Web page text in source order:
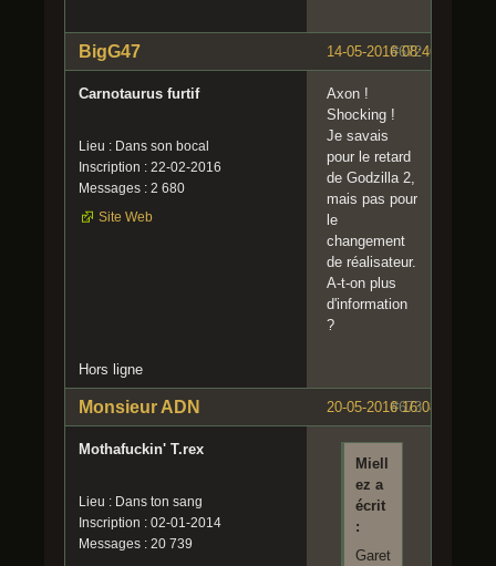
#672
14-05-2016 08:46:13
BigG47
Carnotaurus furtif
Lieu : Dans son bocal
Inscription : 22-02-2016
Messages : 2 680
Site Web
Axon !
Shocking !
Je savais
pour le retard
de Godzilla 2,
mais pas pour
le
changement
de réalisateur.
A-t-on plus
d'information
?
Hors ligne
#673
20-05-2016 16:08:37
Monsieur ADN
Mothafuckin' T.rex
Lieu : Dans ton sang
Inscription : 02-01-2014
Messages : 20 739
Miell
ez a
écrit
:
Garet